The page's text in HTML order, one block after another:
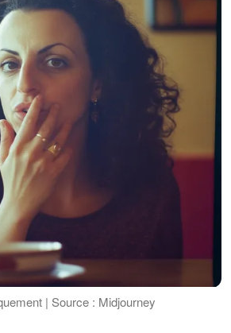
| Source : Midjourney